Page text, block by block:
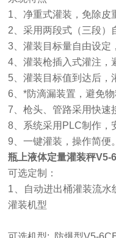
1、净重式灌装，免除皮
2、采用两段式（三段）
3、灌装目标量自由设定
4、灌装枪插入式灌注，
5、灌装目标值到达后，
6、*防滴漏装置，避免物
7、枪头、管路采用快速
8、系统采用PLC制作，
9、一键灌装，操作简便。
瓶上液体定量灌装秤V5-
可选定制：
1、自动进出桶灌装流水
灌装机型